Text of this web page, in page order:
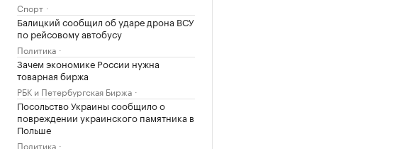
Спорт
Балицкий сообщил об ударе дрона ВСУ
по рейсовому автобусу
Политика
Зачем экономике России нужна
товарная биржа
РБК и Петербургская Биржа
Посольство Украины сообщило о
повреждении украинского памятника в
Польше
Политика